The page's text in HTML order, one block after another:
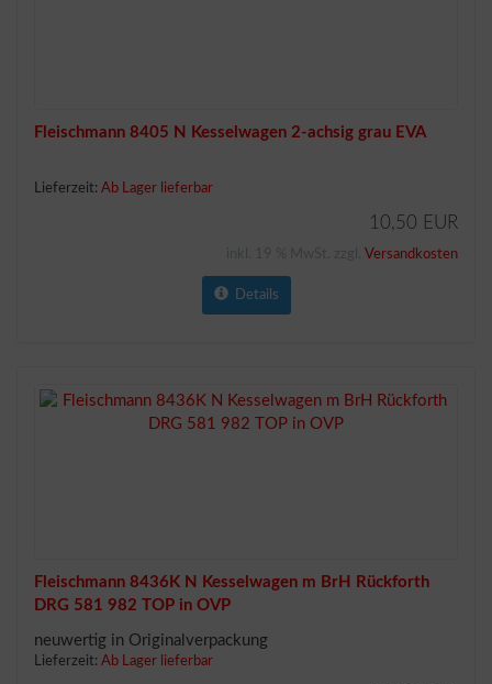
Fleischmann 8405 N Kesselwagen 2-achsig grau EVA
Lieferzeit: Ab Lager lieferbar
10,50 EUR
Versandkosten
Details
Fleischmann 8436K N Kesselwagen m BrH Rückforth
DRG 581 982 TOP in OVP
neuwertig in Originalverpackung
Lieferzeit: Ab Lager lieferbar